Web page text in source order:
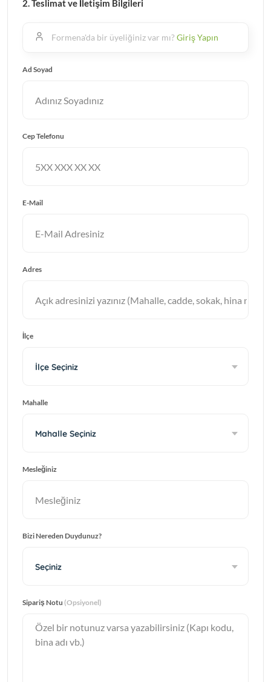
2. Teslimat ve İletişim Bilgileri
Formena'da bir üyeliğiniz var mı? Giriş Yapın
Ad Soyad
Cep Telefonu
E-Mail
Adres
İlçe
İlçe Seçiniz
Mahalle
Mahalle Seçiniz
Mesleğiniz
Bizi Nereden Duydunuz?
Seçiniz
Sipariş Notu (Opsiyonel)